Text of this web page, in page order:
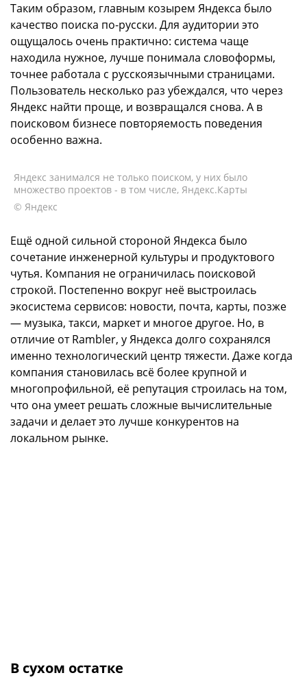
Таким образом, главным козырем Яндекса было
качество поиска по-русски. Для аудитории это
ощущалось очень практично: система чаще
находила нужное, лучше понимала словоформы,
точнее работала с русскоязычными страницами.
Пользователь несколько раз убеждался, что через
Яндекс найти проще, и возвращался снова. А в
поисковом бизнесе повторяемость поведения
особенно важна.
Яндекс занимался не только поиском, у них было
множество проектов - в том числе, Яндекс.Карты
© Яндекс
Ещё одной сильной стороной Яндекса было
сочетание инженерной культуры и продуктового
чутья. Компания не ограничилась поисковой
строкой. Постепенно вокруг неё выстроилась
экосистема сервисов: новости, почта, карты, позже
— музыка, такси, маркет и многое другое. Но, в
отличие от Rambler, у Яндекса долго сохранялся
именно технологический центр тяжести. Даже когда
компания становилась всё более крупной и
многопрофильной, её репутация строилась на том,
что она умеет решать сложные вычислительные
задачи и делает это лучше конкурентов на
локальном рынке.
В сухом остатке